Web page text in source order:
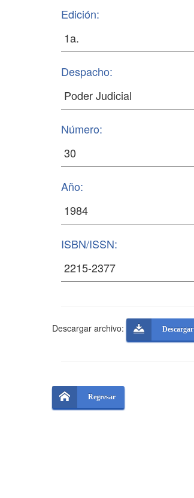
Edición:
Despacho:
Número:
Año:
ISBN/ISSN:
Descargar archivo: Descargar
Regresar